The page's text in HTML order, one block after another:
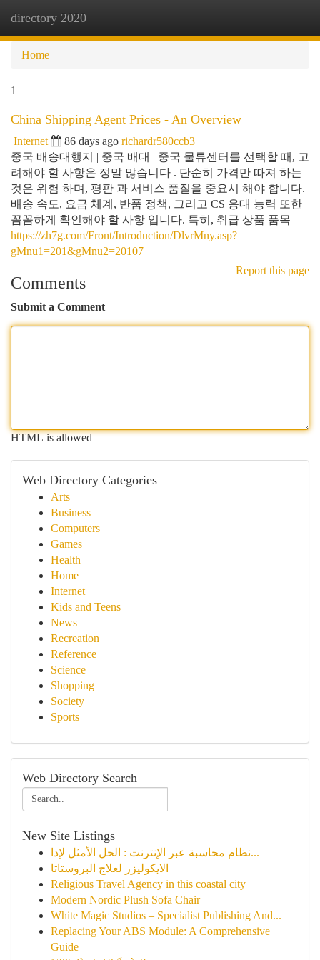
directory 2020
Home
1
China Shipping Agent Prices - An Overview
Internet 86 days ago richardr580ccb3
중국 배송대행지 | 중국 배대 | 중국 물류센터를 선택할 때, 고
려해야 할 사항은 정말 많습니다 . 단순히 가격만 따져 하는
것은 위험 하며, 평판 과 서비스 품질을 중요시 해야 합니다.
배송 속도, 요금 체계, 반품 정책, 그리고 CS 응대 능력 또한
꼼꼼하게 확인해야 할 사항 입니다. 특히, 취급 상품 품목
https://zh7g.com/Front/Introduction/DlvrMny.asp?
gMnu1=201&gMnu2=20107
Report this page
Comments
Submit a Comment
HTML is allowed
Web Directory Categories
Arts
Business
Computers
Games
Health
Home
Internet
Kids and Teens
News
Recreation
Reference
Science
Shopping
Society
Sports
Web Directory Search
New Site Listings
نظام محاسبة عبر الإنترنت : الحل الأمثل لإدا...
الايكوليزر لعلاج البروستاتا
Religious Travel Agency in this coastal city
Modern Nordic Plush Sofa Chair
White Magic Studios – Specialist Publishing And...
Replacing Your ABS Module: A Comprehensive
Guide